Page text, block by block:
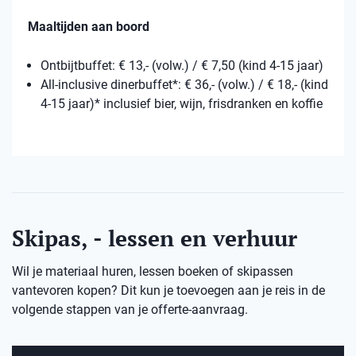
Maaltijden aan boord
Ontbijtbuffet: € 13,- (volw.) / € 7,50 (kind 4-15 jaar)
All-inclusive dinerbuffet*: € 36,- (volw.) / € 18,- (kind
4-15 jaar)* inclusief bier, wijn, frisdranken en koffie
Skipas, - lessen en verhuur
Wil je materiaal huren, lessen boeken of skipassen
vantevoren kopen? Dit kun je toevoegen aan je reis in de
volgende stappen van je offerte-aanvraag.